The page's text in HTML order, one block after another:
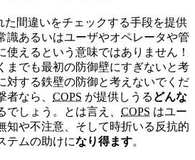
た間違いをチェックする手段を提供
識あるいはユーザやオペレータや管
使えるという意味ではありません！
までも最初の防御壁にすぎないと考
対する鉄壁の防御と考えないでくだ
者なら、 COPS が提供しうる どんな
でしょう。とは言え、 COPS はユー
知や不注意、そして時折いる反抗的
テムの助けになり得ます。